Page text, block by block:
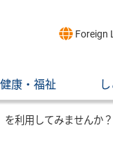
Foreign
健康・福祉
を利用してみませんか？